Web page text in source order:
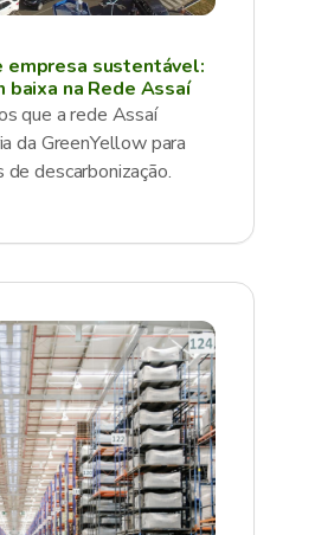
empresa sustentável:
baixa na Rede Assaí
que a rede Assaí
da GreenYellow para
descarbonização.